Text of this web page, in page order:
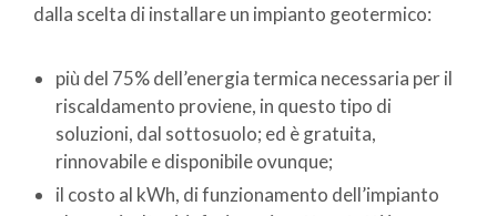
dalla scelta di installare un impianto geotermico:
più del 75% dell’energia termica necessaria per il
riscaldamento proviene, in questo tipo di
soluzioni, dal sottosuolo; ed è gratuita,
rinnovabile e disponibile ovunque;
il costo al kWh, di funzionamento dell’impianto